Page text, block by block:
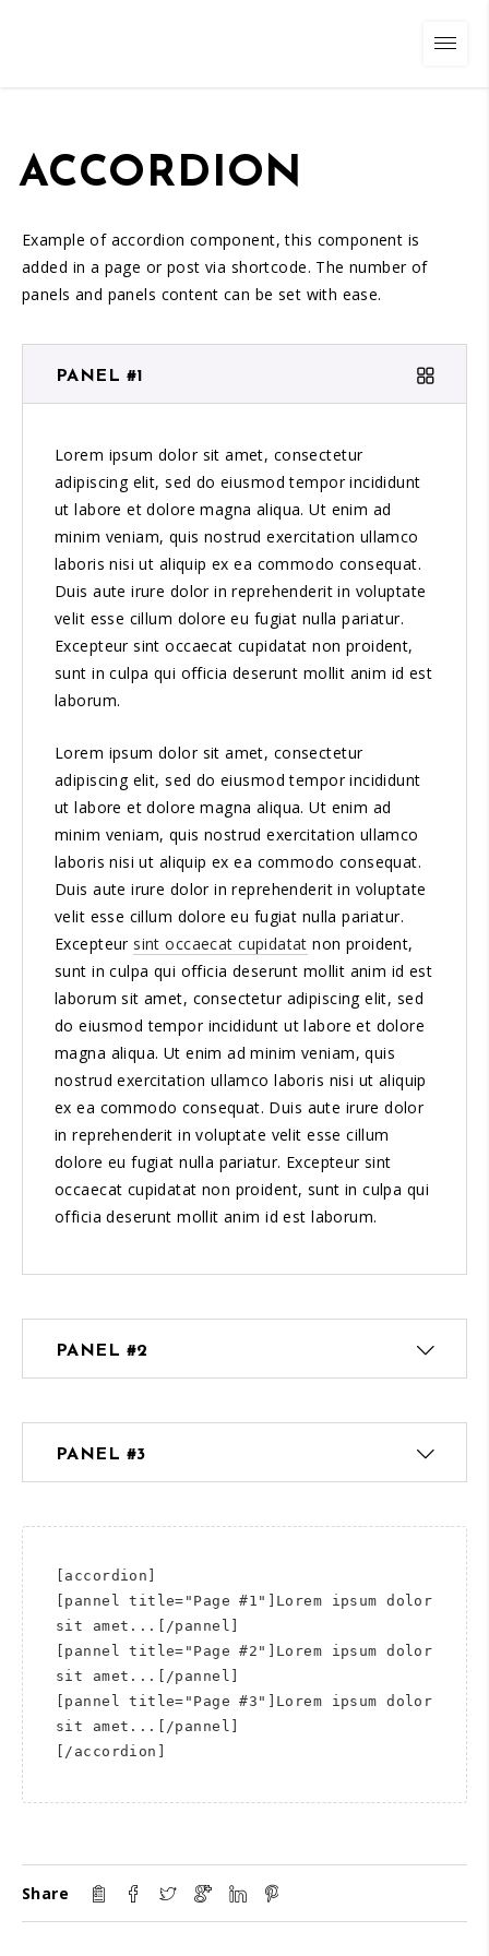
ACCORDION
Example of accordion component, this component is
added in a page or post via shortcode. The number of
panels and panels content can be set with ease.
PANEL #1
Lorem ipsum dolor sit amet, consectetur
adipiscing elit, sed do eiusmod tempor incididunt
ut labore et dolore magna aliqua. Ut enim ad
minim veniam, quis nostrud exercitation ullamco
laboris nisi ut aliquip ex ea commodo consequat.
Duis aute irure dolor in reprehenderit in voluptate
velit esse cillum dolore eu fugiat nulla pariatur.
Excepteur sint occaecat cupidatat non proident,
sunt in culpa qui officia deserunt mollit anim id est
laborum.
Lorem ipsum dolor sit amet, consectetur
adipiscing elit, sed do eiusmod tempor incididunt
ut labore et dolore magna aliqua. Ut enim ad
minim veniam, quis nostrud exercitation ullamco
laboris nisi ut aliquip ex ea commodo consequat.
Duis aute irure dolor in reprehenderit in voluptate
velit esse cillum dolore eu fugiat nulla pariatur.
Excepteur sint occaecat cupidatat non proident,
sunt in culpa qui officia deserunt mollit anim id est
laborum sit amet, consectetur adipiscing elit, sed
do eiusmod tempor incididunt ut labore et dolore
magna aliqua. Ut enim ad minim veniam, quis
nostrud exercitation ullamco laboris nisi ut aliquip
ex ea commodo consequat. Duis aute irure dolor
in reprehenderit in voluptate velit esse cillum
dolore eu fugiat nulla pariatur. Excepteur sint
occaecat cupidatat non proident, sunt in culpa qui
officia deserunt mollit anim id est laborum.
PANEL #2
PANEL #3
[accordion]
[pannel title="Page #1"]Lorem ipsum dolor
sit amet...[/pannel]
[pannel title="Page #2"]Lorem ipsum dolor
sit amet...[/pannel]
[pannel title="Page #3"]Lorem ipsum dolor
sit amet...[/pannel]
[/accordion]
Share